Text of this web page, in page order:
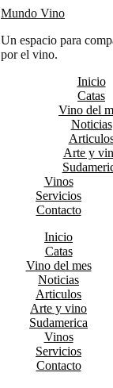
Mundo Vino
Un espacio para
por el vino.
Inicio
Catas
Vino del
Noticias
Arte y
Vinos
Servicios
Contacto
Inicio
Catas
Vino del mes
Noticias
Articulos
Arte y vino
Sudamerica
Vinos
Servicios
Contacto